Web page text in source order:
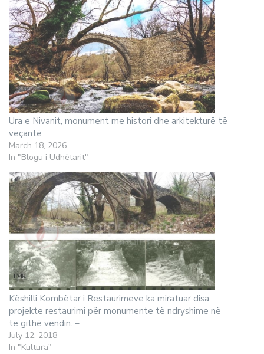
Ura e Nivanit, monument me histori dhe arkitekturë të
veçantë
March 18, 2026
In "Blogu i Udhëtarit"
Këshilli Kombëtar i Restaurimeve ka miratuar disa
projekte restaurimi për monumente të ndryshime në
të githë vendin. –
July 12, 2018
In "Kultura"